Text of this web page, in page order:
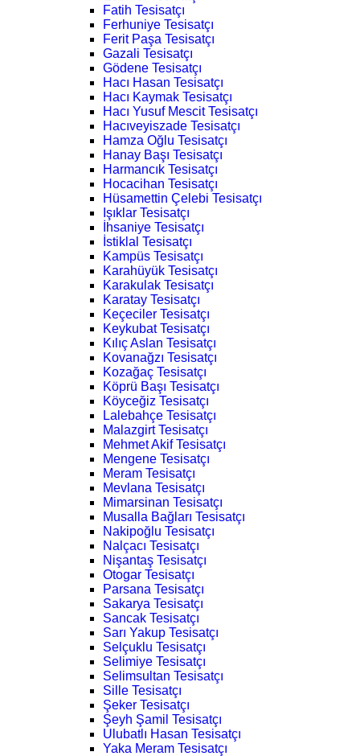
Fatih Tesisatçı
Ferhuniye Tesisatçı
Ferit Paşa Tesisatçı
Gazali Tesisatçı
Gödene Tesisatçı
Hacı Hasan Tesisatçı
Hacı Kaymak Tesisatçı
Hacı Yusuf Mescit Tesisatçı
Hacıveyiszade Tesisatçı
Hamza Oğlu Tesisatçı
Hanay Başı Tesisatçı
Harmancık Tesisatçı
Hocacihan Tesisatçı
Hüsamettin Çelebi Tesisatçı
Işıklar Tesisatçı
İhsaniye Tesisatçı
İstiklal Tesisatçı
Kampüs Tesisatçı
Karahüyük Tesisatçı
Karakulak Tesisatçı
Karatay Tesisatçı
Keçeciler Tesisatçı
Keykubat Tesisatçı
Kılıç Aslan Tesisatçı
Kovanağzı Tesisatçı
Kozağaç Tesisatçı
Köprü Başı Tesisatçı
Köyceğiz Tesisatçı
Lalebahçe Tesisatçı
Malazgirt Tesisatçı
Mehmet Akif Tesisatçı
Mengene Tesisatçı
Meram Tesisatçı
Mevlana Tesisatçı
Mimarsinan Tesisatçı
Musalla Bağları Tesisatçı
Nakipoğlu Tesisatçı
Nalçacı Tesisatçı
Nişantaş Tesisatçı
Otogar Tesisatçı
Parsana Tesisatçı
Sakarya Tesisatçı
Sancak Tesisatçı
Sarı Yakup Tesisatçı
Selçuklu Tesisatçı
Selimiye Tesisatçı
Selimsultan Tesisatçı
Sille Tesisatçı
Şeker Tesisatçı
Şeyh Şamil Tesisatçı
Ulubatlı Hasan Tesisatçı
Yaka Meram Tesisatçı